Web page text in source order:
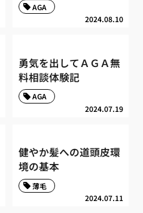
2024.08.10
AGA
勇気を出してＡＧＡ無
料相談体験記
2024.07.19
AGA
健やか髪への道頭皮環
境の基本
2024.07.11
薄毛